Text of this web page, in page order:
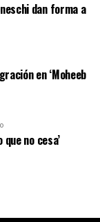
dan forma a
en ‘Moheeb
no cesa’